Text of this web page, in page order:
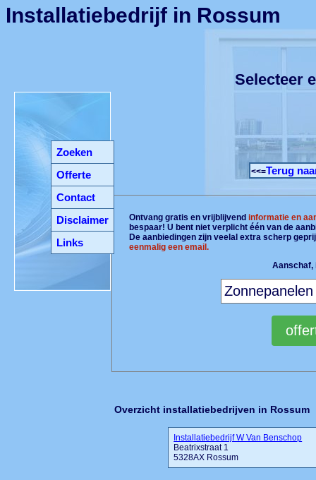
Zoeken
Offerte
Contact
Disclaimer
Links
Installatiebedrijf in Rossum
Selecteer
<<=Terug
Ontvang gratis en vrijblijvendinformatie en
bespaar! U bent niet verplicht één van de
De aanbiedingen zijn veelal extra scherp
eenmalig een email.
Aanschaf,
Overzicht installatiebedrijven in Rossum
Installatiebedrijf W Van Benschop
Beatrixstraat 1
5328AX Rossum